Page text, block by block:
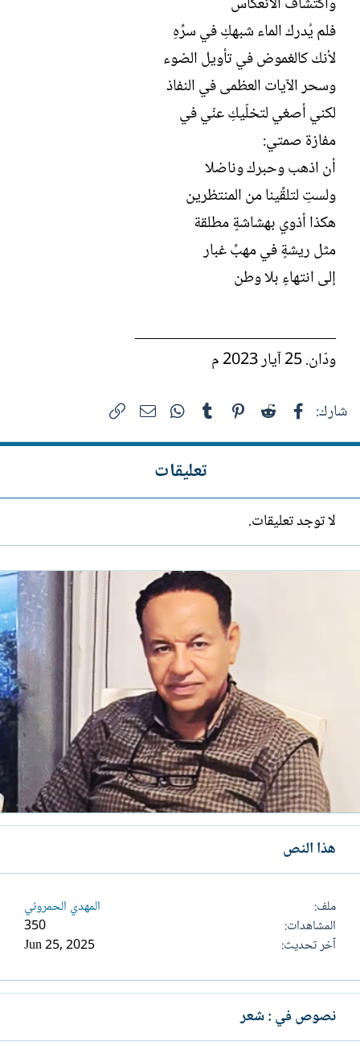
فلم يُدرك الماء شبهكِ في سرِّهِ
لأنك كالغموض في تأويل الضوء
وسحر الآيات العظمى في النفاذ
لكني أصغي لتخلّيكِ عنّي في
مفازة صمتي:
أن اذهب وحبرك وناضلا
ولستِ لتلقِّينا من المنتظرين
هكذا أذوي بهشاشةٍ مطلقة
مثل ريشةٍ في مهبِّ غبار
إلى انتهاءٍ بلا وطن
_________________________
ودّان. 25 آيار 2023 م
شارك: فيسبوك Reddit
Pinterest
Tumblr
WhatsAppالبريد الإلكتروني
تعليقات
لا توجد تعليقات.
هذا النص
ملف
المهدي الحمروني
المشاهدات
350
آخر تحديث
Jun 25, 2025
نصوص في : شعر